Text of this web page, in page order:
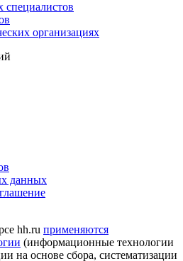
специалистов
организациях
данных
hh.ru применяются
(информационные технологии
на основе сбора, систематизации